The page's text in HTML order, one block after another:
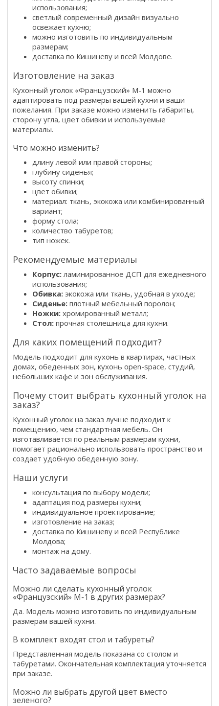
использования;
светлый современный дизайн визуально
освежает кухню;
можно изготовить по индивидуальным
размерам;
доставка по Кишиневу и всей Молдове.
Изготовление на заказ
Кухонный уголок «Французский» M-1 можно
адаптировать под размеры вашей кухни и ваши
пожелания. При заказе можно изменить габариты,
сторону угла, цвет обивки и используемые
материалы.
Что можно изменить?
длину левой или правой стороны;
глубину сиденья;
высоту спинки;
цвет обивки;
материал: ткань, экокожа или комбинированный
вариант;
форму стола;
количество табуретов;
тип ножек.
Рекомендуемые материалы
Корпус:ламинированное ДСП для ежедневного
использования;
Обивка: экокожа или ткань, удобная в уходе;
Сиденье: плотный мебельный поролон;
Ножки: хромированный металл;
Стол: прочная столешница для кухни.
Для каких помещений подходит?
Модель подходит для кухонь в квартирах, частных
домах, обеденных зон, кухонь open-space, студий,
небольших кафе и зон обслуживания.
Почему стоит выбрать кухонный уголок на
заказ?
Кухонный уголок на заказ лучше подходит к
помещению, чем стандартная мебель. Он
изготавливается по реальным размерам кухни,
помогает рационально использовать пространство и
создает удобную обеденную зону.
Наши услуги
консультация по выбору модели;
адаптация под размеры кухни;
индивидуальное проектирование;
изготовление на заказ;
доставка по Кишиневу и всей Республике
Молдова;
монтаж на дому.
Часто задаваемые вопросы
Можно ли сделать кухонный уголок
«Французский» M-1 в других размерах?
Да. Модель можно изготовить по индивидуальным
размерам вашей кухни.
В комплект входят стол и табуреты?
Представленная модель показана со столом и
табуретами. Окончательная комплектация уточняется
при заказе.
Можно ли выбрать другой цвет вместо
зеленого?